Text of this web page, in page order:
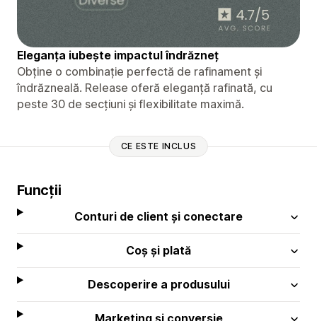
Eleganța iubește impactul îndrăzneț
Obține o combinație perfectă de rafinament și
îndrăzneală. Release oferă eleganță rafinată, cu
peste 30 de secțiuni și flexibilitate maximă.
CE ESTE INCLUS
Funcții
Conturi de client și conectare
Coș și plată
Descoperire a produsului
Marketing și conversie